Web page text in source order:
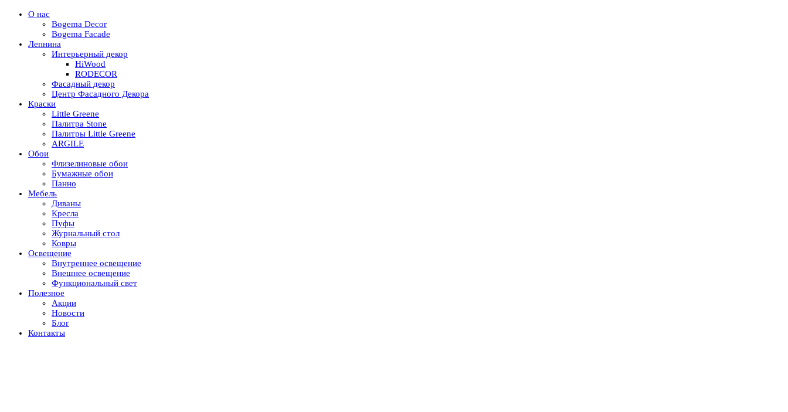
О нас
Bogema Decor
Bogema Facade
Лепнина
Интерьерный декор
HiWood
RODECOR
Фасадный декор
Центр Фасадного Декора
Краски
Little Greene
Палитра Stone
Палитры Little Greene
ARGILE
Обои
Флизелиновые обои
Бумажные обои
Панно
Мебель
Диваны
Кресла
Пуфы
Журнальный стол
Ковры
Освещение
Внутреннее освещение
Внешнее освещение
Функциональный свет
Полезное
Акции
Новости
Блог
Контакты